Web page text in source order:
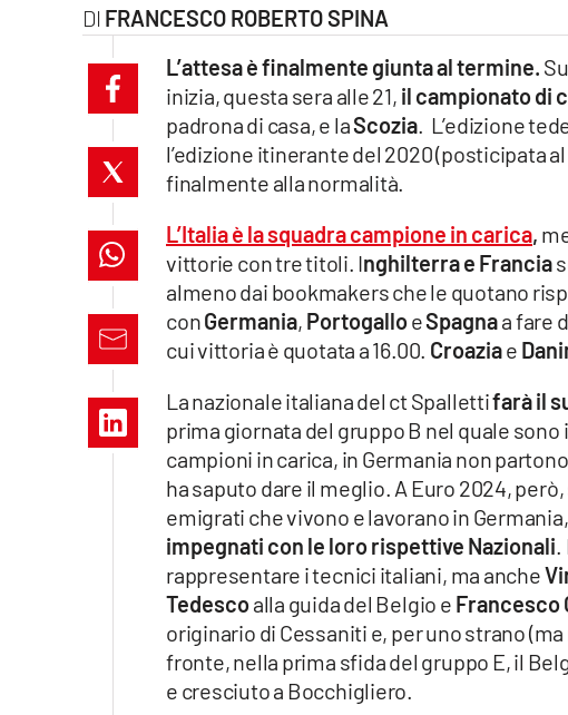
cosenzachannel.it
catanzarochannel.it
lacapitalenews.it
Vai
FRANCESCO ROBERTO SPINA
L’attesa è finalmente giunta al termine.
inizia, questa sera alle 21, il campionato di
padrona di casa, e laScozia. L’edizione
l’edizione itinerante del 2020 (posticipata
finalmente alla normalità.
L’Italia è la squadra campione in carica,
vittorie con tre titoli. Inghilterra e Francia
almeno dai bookmakers che le quotano
conGermania, PortogalloeSpagnaa fare
cui vittoria è quotata a 16.00. Croaziae
La nazionale italiana del ct Spallettifarà il
prima giornata del gruppo B nel quale
campioni in carica, in Germania non
ha saputo dare il meglio. A Euro 2024,
emigrati che vivono e lavorano in Germania,
impegnati con le loro rispettive Nazionali.
rappresentare i tecnici italiani, ma anche
Tedescoalla guida del Belgio e Francesco
originario di Cessaniti e, per uno strano
fronte, nella prima sfida del gruppo E, il
e cresciuto a Bocchigliero.